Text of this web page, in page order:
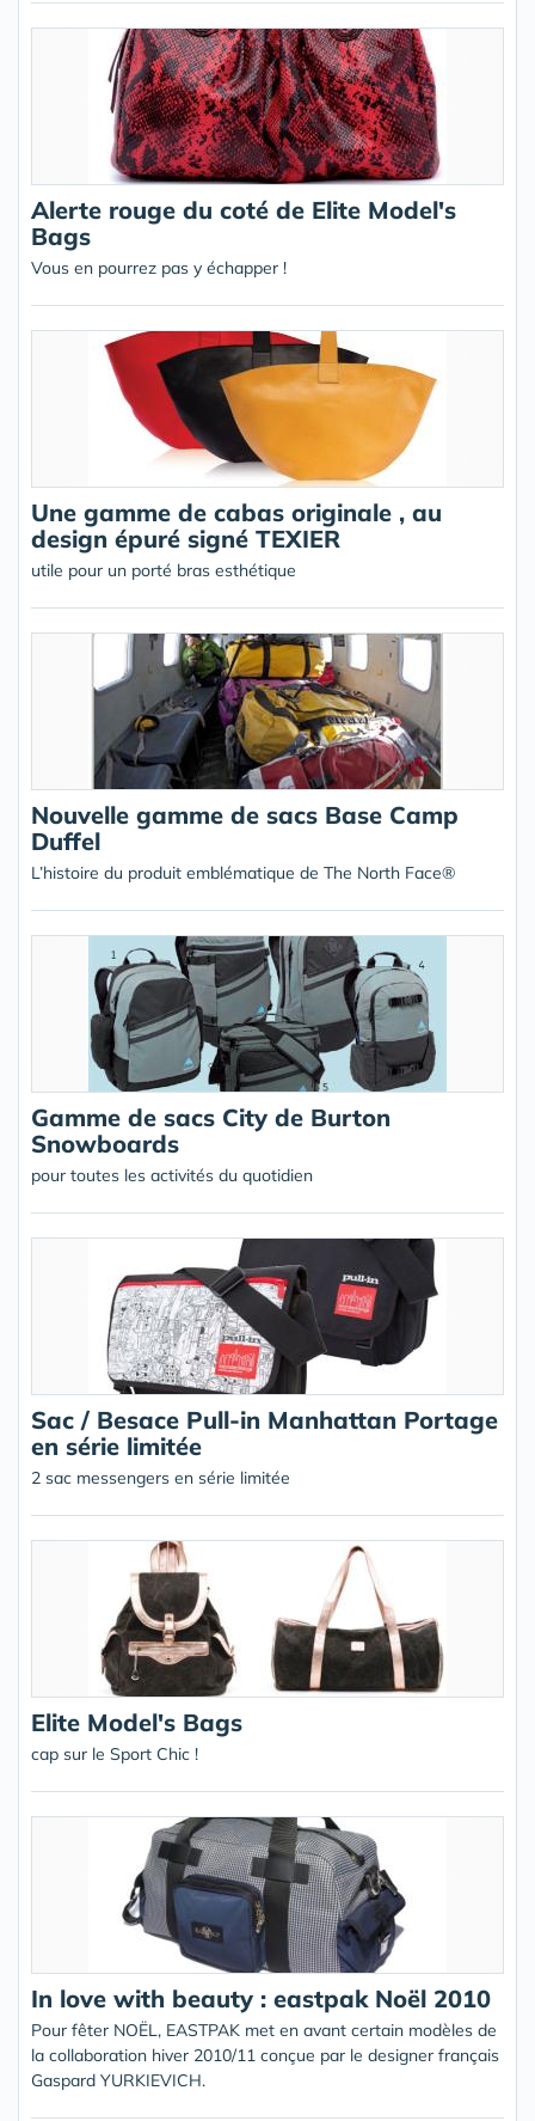
Alerte rouge du coté de Elite Model's
Bags
Vous en pourrez pas y échapper !
Une gamme de cabas originale , au
design épuré signé TEXIER
utile pour un porté bras esthétique
Nouvelle gamme de sacs Base Camp
Duffel
L’histoire du produit emblématique de The North Face®
Gamme de sacs City de Burton
Snowboards
pour toutes les activités du quotidien
Sac / Besace Pull-in Manhattan Portage
en série limitée
2 sac messengers en série limitée
Elite Model's Bags
cap sur le Sport Chic !
In love with beauty : eastpak Noël 2010
Pour fêter NOËL, EASTPAK met en avant certain modèles de
la collaboration hiver 2010/11 conçue par le designer français
Gaspard YURKIEVICH.